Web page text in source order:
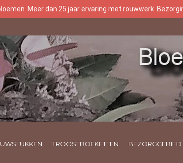
Meer dan 25 jaar ervaring met rouwwerk
TROOSTBOEKETTEN BEZORGGEBIED